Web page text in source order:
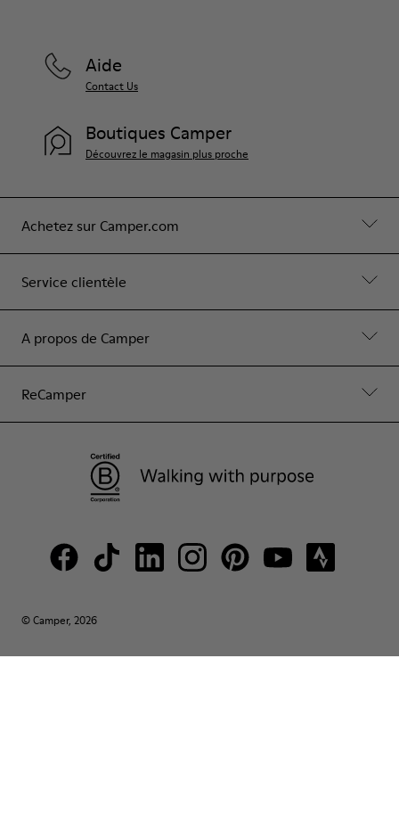
Achetez sur Camper.com
Service clientèle
A propos de Camper
ReCamper
Aide
Contact Us
Boutiques Camper
Découvrez le magasin plus proche
© Camper, 2026